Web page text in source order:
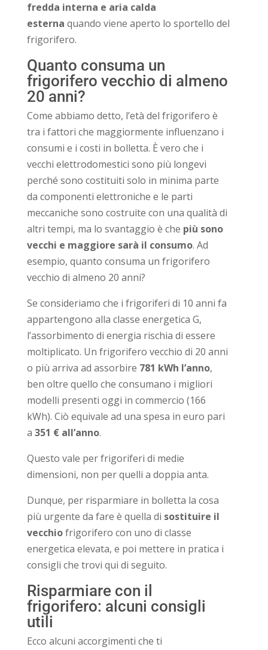
fredda interna e aria calda
esterna quando viene aperto lo sportello del
frigorifero.
Quanto consuma un
frigorifero vecchio di almeno
20 anni?
Come abbiamo detto, l’età del frigorifero è
tra i fattori che maggiormente influenzano i
consumi e i costi in bolletta. È vero che i
vecchi elettrodomestici sono più longevi
perché sono costituiti solo in minima parte
da componenti elettroniche e le parti
meccaniche sono costruite con una qualità di
altri tempi, ma lo svantaggio è che più sono
vecchi e maggiore sarà il consumo. Ad
esempio, quanto consuma un frigorifero
vecchio di almeno 20 anni?
Se consideriamo che i frigoriferi di 10 anni fa
appartengono alla classe energetica G,
l’assorbimento di energia rischia di essere
moltiplicato. Un frigorifero vecchio di 20 anni
o più arriva ad assorbire 781 kWh l’anno,
ben oltre quello che consumano i migliori
modelli presenti oggi in commercio (166
kWh). Ciò equivale ad una spesa in euro pari
a 351 € all’anno.
Questo vale per frigoriferi di medie
dimensioni, non per quelli a doppia anta.
Dunque, per risparmiare in bolletta la cosa
più urgente da fare è quella di sostituire il
vecchiofrigorifero con uno di classe
energetica elevata, e poi mettere in pratica i
consigli che trovi qui di seguito.
Risparmiare con il
frigorifero: alcuni consigli
utili
Ecco alcuni accorgimenti che ti